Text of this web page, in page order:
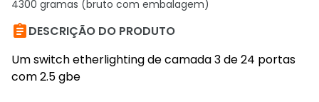
4300 gramas (bruto com embalagem)
DESCRIÇÃO DO PRODUTO
Um switch etherlighting de camada 3 de 24 portas
com 2.5 gbe